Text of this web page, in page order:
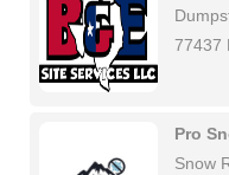
77437
Pro
Snow